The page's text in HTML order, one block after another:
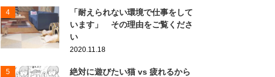
4
「耐えられない環境で仕事をして
います」 その理由をご覧くださ
い
2020.11.18
5
絶対に遊びたい猫 vs 疲れるから